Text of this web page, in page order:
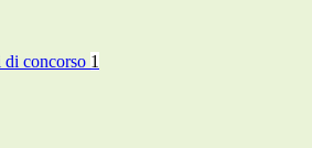
di concorso 1